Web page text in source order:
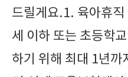
드릴게요.1. 육아휴
세 이하 또는 초등학
하기 위해 최대 1년까